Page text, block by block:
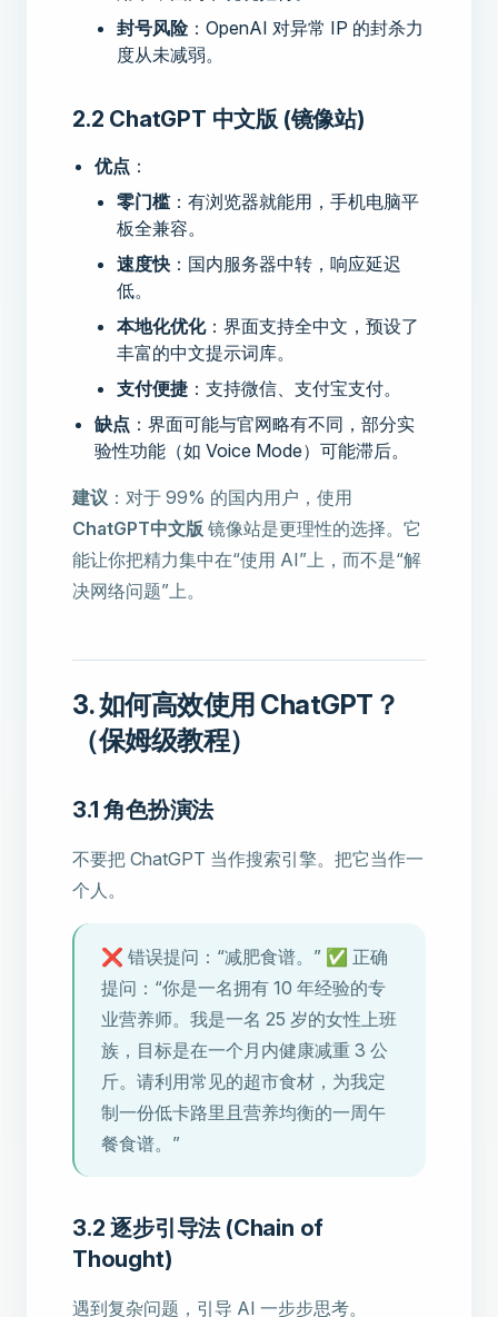
封号风险：OpenAI 对异常 IP 的封杀力
度从未减弱。
2.2 ChatGPT 中文版 (镜像站)
优点 ：
零门槛：有浏览器就能用，手机电脑平
板全兼容。
速度快 ：国内服务器中转，响应延迟
低。
本地化优化：界面支持全中文，预设了
丰富的中文提示词库。
支付便捷 ：支持微信、支付宝支付。
缺点 ：界面可能与官网略有不同，部分实
验性功能（如 Voice Mode）可能滞后。
建议 ：对于 99% 的国内用户，使用
ChatGPT中文版 镜像站是更理性的选择。它
能让你把精力集中在“使用 AI”上，而不是“解
决网络问题”上。
3. 如何高效使用 ChatGPT？
（保姆级教程）
3.1 角色扮演法
不要把 ChatGPT 当作搜索引擎。把它当作一
个人。
❌ 错误提问：“减肥食谱。” ✅ 正确
提问：“你是一名拥有 10 年经验的专
业营养师。我是一名 25 岁的女性上班
族，目标是在一个月内健康减重 3 公
斤。请利用常见的超市食材，为我定
制一份低卡路里且营养均衡的一周午
餐食谱。”
3.2 逐步引导法 (Chain of
Thought)
遇到复杂问题，引导 AI 一步步思考。